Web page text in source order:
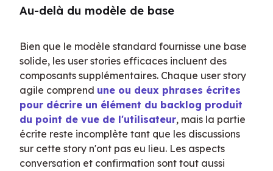
Au-delà du modèle de base
Bien que le modèle standard fournisse une base
solide, les user stories efficaces incluent des
composants supplémentaires. Chaque user story
agile comprend une ou deux phrases écrites
pour décrire un élément du backlog produit
du point de vue de l'utilisateur, mais la partie
écrite reste incomplète tant que les discussions
sur cette story n'ont pas eu lieu. Les aspects
conversation et confirmation sont tout aussi